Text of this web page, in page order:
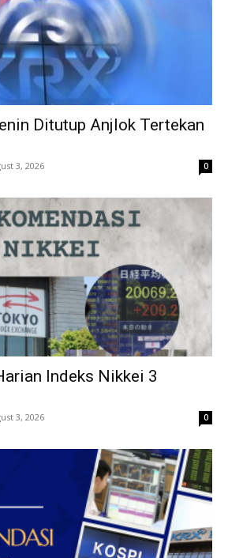
Ditutup Anjlok Tertekan
3, 2026 0
Indeks Nikkei 3
3, 2026 0